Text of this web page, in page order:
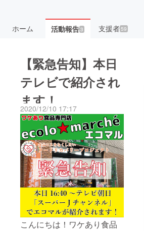
ホーム 活動報告3 支援者59
【緊急告知】本日
テレビで紹介され
ます！
2020/12/10 17:17
こんにちは！ワケあり食品